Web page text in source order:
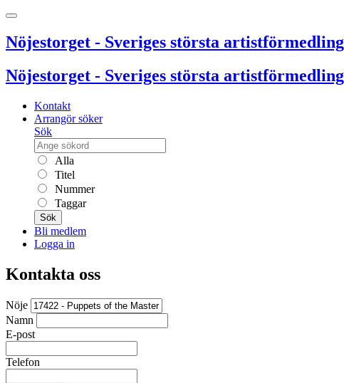
Nöjestorget - Sveriges största
Nöjestorget - Sveriges största
Kontakt
Arrangör söker
Sök
Alla
Titel
Nummer
Taggar
Sök
Bli medlem
Logga in
Kontakta oss
Nöje
Namn
E-post
Telefon